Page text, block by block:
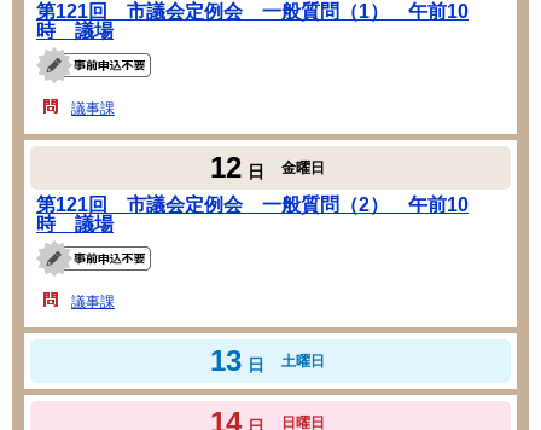
第121回 市議会定例会 一般質問（1） 午前10
時 議場
議事課
12 日 金曜日
第121回 市議会定例会 一般質問（2） 午前10
時 議場
議事課
13 日 土曜日
14 日曜日